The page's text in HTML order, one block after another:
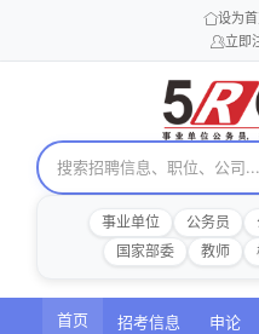
设为
立即
事业单位 公务员
国家部委
教师
首页 招考信息 申论